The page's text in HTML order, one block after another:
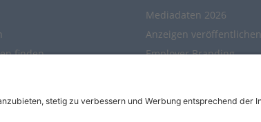
finden
Mediadaten 2026
Anzeigen veröffentlichen
Employer Branding